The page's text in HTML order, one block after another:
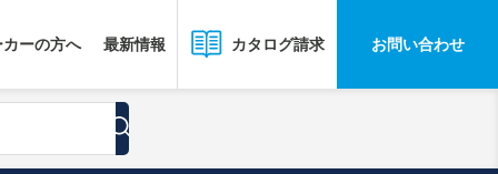
ーの方へ 最新情報 カタログ請求 お問い合わせ